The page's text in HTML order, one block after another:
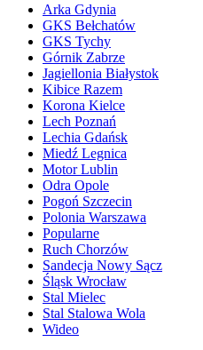
Arka Gdynia
GKS Bełchatów
GKS Tychy
Górnik Zabrze
Jagiellonia Białystok
Kibice Razem
Korona Kielce
Lech Poznań
Lechia Gdańsk
Miedź Legnica
Motor Lublin
Odra Opole
Pogoń Szczecin
Polonia Warszawa
Popularne
Ruch Chorzów
Sandecja Nowy Sącz
Śląsk Wrocław
Stal Mielec
Stal Stalowa Wola
Wideo